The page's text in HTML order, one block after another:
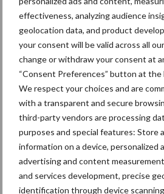
effectiveness, analyzing audience
geolocation data, and product
your consent will be valid across all
change or withdraw your consent at
“Consent Preferences” button at
We respect your choices and are
with a transparent and secure
third-party vendors are processing
purposes and special features: Store
information on a device, personalized
advertising and content
and services development, precise
identification through device
Primaire
Sidebar
Recent nieuws
7 aug
droogte en
handel in de
De speenhuid:
onderschatte
mastitis
Toon meer